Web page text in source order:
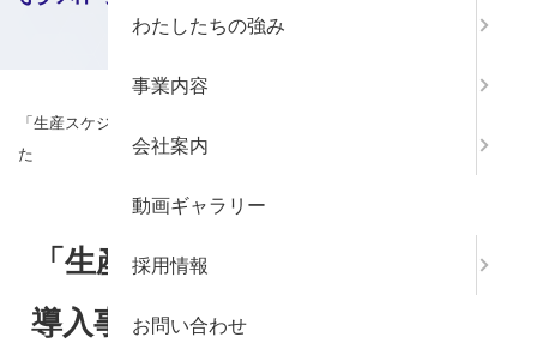
お知らせ
「生産スケジューラAsprova」の導入事例が公式サイトで紹介されまし
た
「生産スケジューラAsprova」の
導入事例が公式サイトで紹介され
わたしたちの強み
事業内容
会社案内
動画ギャラリー
採用情報
お問い合わせ